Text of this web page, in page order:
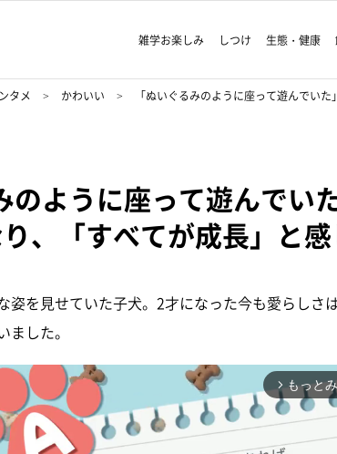
雑学お楽しみ しつけ 生態・健康
タメ かわいい 「ぬいぐるみのように座って遊んでい
のように座って遊んでい
、「すべてが成長」と感
姿を見せていた子犬。2才になった今も愛らしさ
した。
arrow_forward_ios もっと